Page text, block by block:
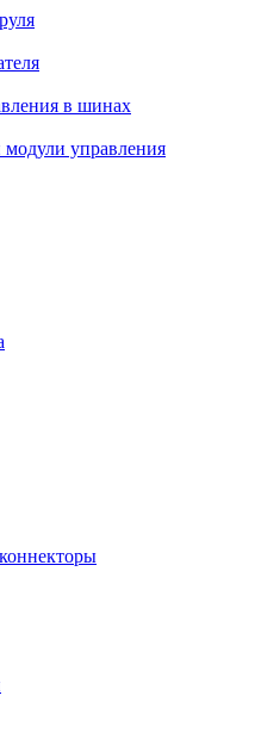
в шинах
управления